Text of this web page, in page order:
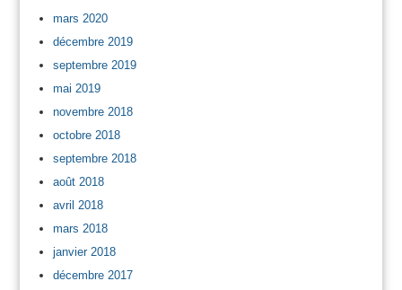
mars 2020
décembre 2019
septembre 2019
mai 2019
novembre 2018
octobre 2018
septembre 2018
août 2018
avril 2018
mars 2018
janvier 2018
décembre 2017